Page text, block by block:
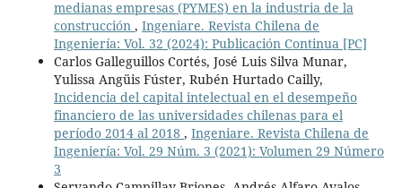
medianas empresas (PYMES) en la industria de la
construcción , Ingeniare. Revista Chilena de
Ingeniería: Vol. 32 (2024): Publicación Continua [PC]
Carlos Galleguillos Cortés, José Luis Silva Munar,
Yulissa Angüis Fúster, Rubén Hurtado Cailly,
Incidencia del capital intelectual en el desempeño
financiero de las universidades chilenas para el
período 2014 al 2018 , Ingeniare. Revista Chilena de
Ingeniería: Vol. 29 Núm. 3 (2021): Volumen 29 Número
3